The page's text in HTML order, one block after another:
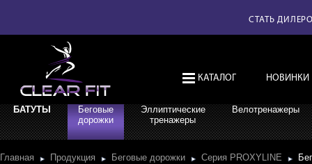
СТАТЬ
КАТАЛОГ НОВИНКИ
БАТУТЫ
Беговые
дорожки
Эллиптические
тренажеры
Велотренажеры
Главная Продукция Беговые дорожки Серия PROXYLINE